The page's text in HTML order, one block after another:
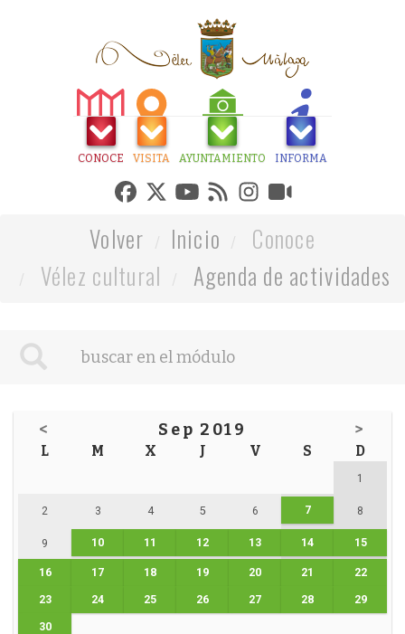
CONOCE VISITA AYUNTAMIENTO INFORMA
Volver Inicio
Conoce
Vélez cultural
Agenda de actividades
< Sep 2019 >
L M X J V S D
1
2 3 4 5 6 7 8
9 10 11 12 13 14 15
16 17 18 19 20 21 22
23 24 25 26 27 28 29
30